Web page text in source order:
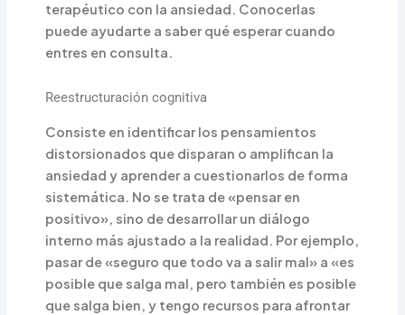
terapéutico con la ansiedad. Conocerlas
puede ayudarte a saber qué esperar cuando
entres en consulta.
Reestructuración cognitiva
Consiste en identificar los pensamientos
distorsionados que disparan o amplifican la
ansiedad y aprender a cuestionarlos de forma
sistemática. No se trata de «pensar en
positivo», sino de desarrollar un diálogo
interno más ajustado a la realidad. Por ejemplo,
pasar de «seguro que todo va a salir mal» a «es
posible que salga mal, pero también es posible
que salga bien, y tengo recursos para afrontar